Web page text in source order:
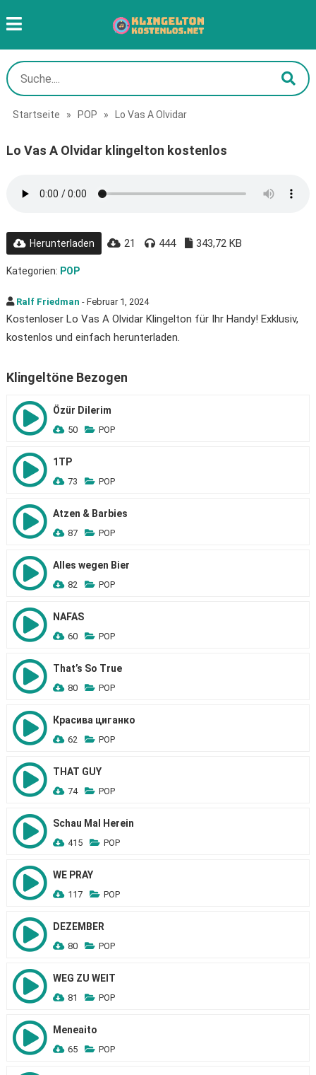
Startseite » POP » Lo Vas A Olvidar
Lo Vas A Olvidar klingelton kostenlos
Herunterladen 21 444 343,72 KB
Kategorien: POP
Ralf Friedman - Februar 1, 2024
Kostenloser Lo Vas A Olvidar Klingelton für Ihr Handy! Exklusiv,
kostenlos und einfach herunterladen.
Klingeltöne Bezogen
Özür Dilerim
50 POP
1TP
73 POP
Atzen & Barbies
87 POP
Alles wegen Bier
82 POP
NAFAS
60 POP
That’s So True
80 POP
Красива циганко
62 POP
THAT GUY
74 POP
Schau Mal Herein
415 POP
WE PRAY
117 POP
DEZEMBER
80 POP
WEG ZU WEIT
81 POP
Meneaito
65 POP